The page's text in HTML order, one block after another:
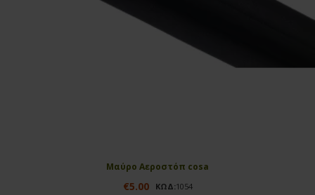
Μαύρο Αεροστόπ cosa
€5.00 ΚΩΔ:1054